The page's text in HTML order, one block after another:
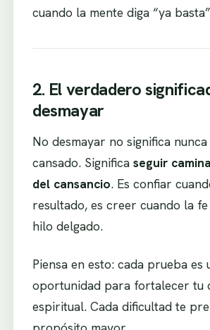
cuando la mente diga “ya
2. El verdadero
desmayar
No desmayar no significa
cansado. Significa seguir
del cansancio. Es confiar
resultado, es creer cuando la
hilo delgado.
Piensa en esto: cada prueba es
oportunidad para fortalecer tu
espiritual. Cada dificultad te